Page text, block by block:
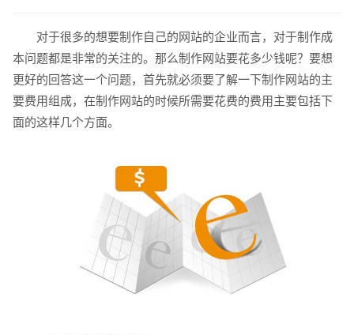
对于很多的想要制作自己的网站的企业而言，对于制作成
本问题都是非常的关注的。那么制作网站要花多少钱呢？要想
更好的回答这一个问题，首先就必须要了解一下制作网站的主
要费用组成，在制作网站的时候所需要花费的费用主要包括下
面的这样几个方面。